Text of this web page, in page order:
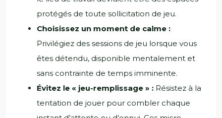
protégés de toute sollicitation de jeu.
Choisissez un moment de calme :
Privilégiez des sessions de jeu lorsque vous
êtes détendu, disponible mentalement et
sans contrainte de temps imminente.
Évitez le « jeu-remplissage » : Résistez à la
tentation de jouer pour combler chaque